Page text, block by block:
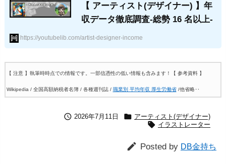
【 アーティスト(デザイナー) 】年
収データ徹底調査-総勢 16 名以上-
https://youtubelib.com/artist-designer-income
【 注意 】執筆時時点での情報です。一部信憑性の低い情報も含みます！ 【 参考資料 】
Wikipedia / 全国高額納税者名簿 / 各種週刊誌 / 職業別 平均年収 厚生労働省/他省略‥
 2026年7月11日  アーティスト(デザイナー)
 イラストレーター
 Posted by DB金持ち